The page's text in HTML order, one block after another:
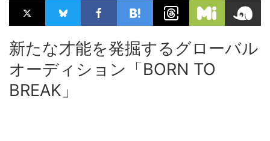
新たな才能を発掘するグローバル
オーディション「BORN TO
BREAK」